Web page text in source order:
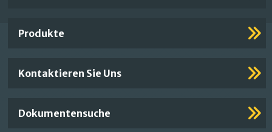
Produkte
Kontaktieren Sie Uns
Dokumentensuche